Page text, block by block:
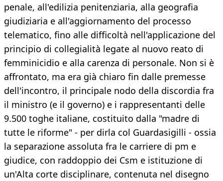
penale, all'edilizia penitenziaria, alla geografia
giudiziaria e all'aggiornamento del processo
telematico, fino alle difficoltà nell'applicazione del
principio di collegialità legate al nuovo reato di
femminicidio e alla carenza di personale. Non si è
affrontato, ma era già chiaro fin dalle premesse
dell'incontro, il principale nodo della discordia fra
il ministro (e il governo) e i rappresentanti delle
9.500 toghe italiane, costituito dalla "madre di
tutte le riforme" - per dirla col Guardasigilli - ossia
la separazione assoluta fra le carriere di pm e
giudice, con raddoppio dei Csm e istituzione di
un'Alta corte disciplinare, contenuta nel disegno